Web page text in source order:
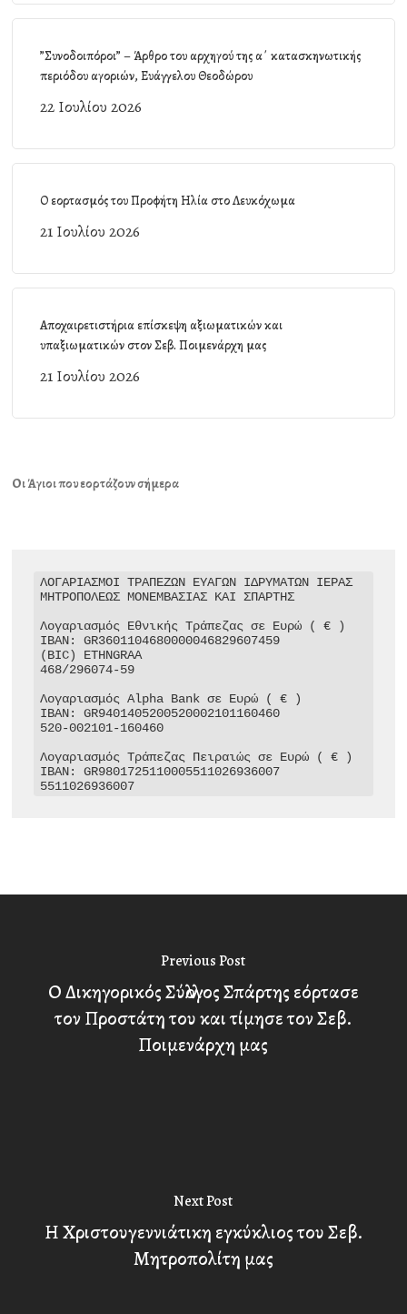
”Συνοδοιπόροι” – Άρθρο του αρχηγού της α΄ κατασκηνωτικής
περιόδου αγοριών, Ευάγγελου Θεοδώρου
22 Ιουλίου 2026
Ο εορτασμός του Προφήτη Ηλία στο Λευκόχωμα
21 Ιουλίου 2026
Αποχαιρετιστήρια επίσκεψη αξιωματικών και
υπαξιωματικών στον Σεβ. Ποιμενάρχη μας
21 Ιουλίου 2026
Οι Άγιοι που εορτάζουν σήμερα
ΛΟΓΑΡΙΑΣΜΟΙ ΤΡΑΠΕΖΩΝ ΕΥΑΓΩΝ ΙΔΡΥΜΑΤΩΝ ΙΕΡΑΣ
ΜΗΤΡΟΠΟΛΕΩΣ ΜΟΝΕΜΒΑΣΙΑΣ ΚΑΙ ΣΠΑΡΤΗΣ
Λογαριασμός Εθνικής Τράπεζας σε Ευρώ ( € )
IBAN: GR3601104680000046829607459
(BIC) ETHNGRAA
468/296074-59
Λογαριασμός Alpha Bank σε Ευρώ ( € )
IBAN: GR9401405200520002101160460
520-002101-160460
Λογαριασμός Τράπεζας Πειραιώς σε Ευρώ ( € )
IBAN: GR9801725110005511026936007
5511026936007
Previous Post
Ο Δικηγορικός Σύλλογος Σπάρτης εόρτασε
τον Προστάτη του και τίμησε τον Σεβ.
Ποιμενάρχη μας
Next Post
Η Χριστουγεννιάτικη εγκύκλιος του Σεβ.
Μητροπολίτη μας